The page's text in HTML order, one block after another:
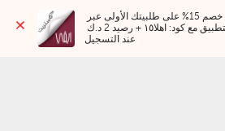
عند التسجيل